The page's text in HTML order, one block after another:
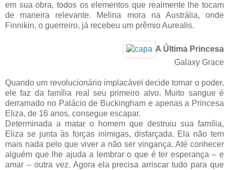
em sua obra, todos os elementos que realmente lhe tocam
de maneira relevante. Melina mora na Austrália, onde
Finnikin, o guerreiro, já recebeu um prêmio Aurealis.
A Última Princesa
Galaxy Grace
Quando um revolucionário implacável decide tomar o poder,
ele faz da família real seu primeiro alvo. Muito sangue é
derramado no Palácio de Buckingham e apenas a Princesa
Eliza, de 16 anos, consegue escapar.
Determinada a matar o homem que destruiu sua família,
Eliza se junta às forças inimigas, disfarçada. Ela não tem
mais nada pelo que viver a não ser vingança. Até conhecer
alguém que lhe ajuda a lembrar o que é ter esperança – e
amar – outra vez. Agora ela precisa arriscar tudo para que